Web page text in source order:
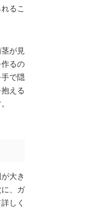
るこ
が見
るの
で隠
える
大き
に、ガ
しく